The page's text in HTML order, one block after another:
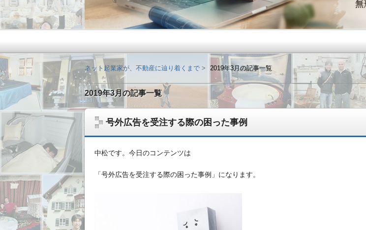
2019年3月の記事一覧
号外広告を受注する際の困った事例
中松です。今日のコンテンツは
「号外広告を受注する際の困った事例」になります。
ネット起業家が、不動産に辿り着くまで 2019年3月の記事一覧
ネット起業家が、不動産に辿り着くまで
無形ビジネスで稼いだ資金を、実物資産へ変えてきた記録